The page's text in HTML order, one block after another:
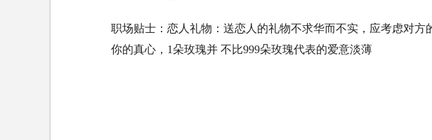
职场贴士：恋人礼物：送恋人的礼物不求华而不实，应考虑对方
你的真心，1朵玫瑰并 不比999朵玫瑰代表的爱意淡薄